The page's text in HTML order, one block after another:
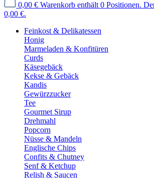
0,00 € Warenkorb enthält 0 Positionen.
0,00 €.
Feinkost & Delikatessen
Honig
Marmeladen & Konfitüren
Curds
Käsegebäck
Kekse & Gebäck
Kandis
Gewürzzucker
Tee
Gourmet Sirup
Drehmahl
Popcorn
Nüsse & Mandeln
Englische Chips
Confits & Chutney
Senf & Ketchup
Relish & Saucen